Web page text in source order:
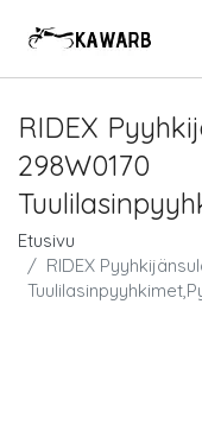
RIDEX
298W0170
Etusivu
RIDEX